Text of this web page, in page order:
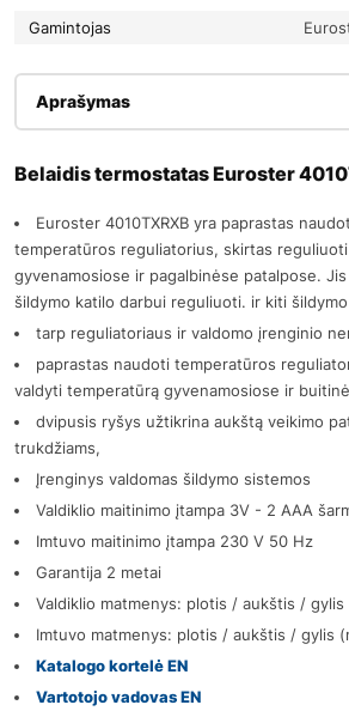
Gamintojas
Aprašymas
Belaidis termostatas Euroster
Euroster 4010TXRXB yra paprastas
temperatūros reguliatorius, skirtas
gyvenamosiose ir pagalbinėse patalpose.
šildymo katilo darbui reguliuoti. ir kiti
tarp reguliatoriaus ir valdomo įrenginio
paprastas naudoti temperatūros
valdyti temperatūrą gyvenamosiose ir
dvipusis ryšys užtikrina aukštą veikimo
trukdžiams,
Įrenginys valdomas šildymo sistemos
Valdiklio maitinimo įtampa 3V - 2 AAA
Imtuvo maitinimo įtampa 230 V 50 Hz
Garantija 2 metai
Valdiklio matmenys: plotis / aukštis /
Imtuvo matmenys: plotis / aukštis / gylis
Katalogo kortelė EN
Vartotojo vadovas EN